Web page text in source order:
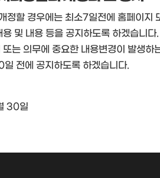
정할 경우에는 최소7일전에 홈페이지
및 내용 등을 공지하도록 하겠습니다
는 의무에 중요한 내용변경이 발생하
전에 공지하도록 하겠습니다.
30일